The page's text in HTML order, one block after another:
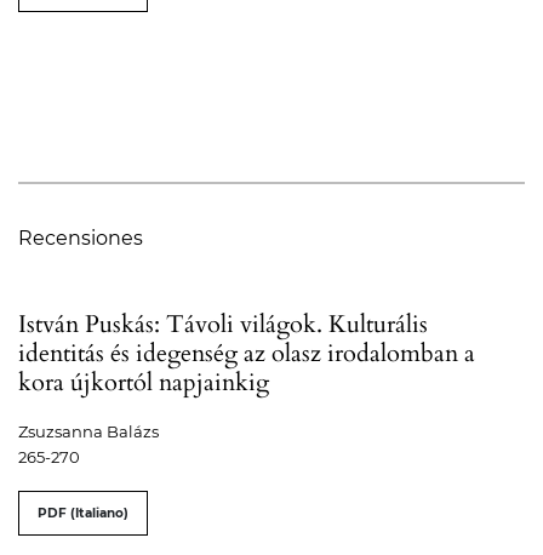
Recensiones
István Puskás: Távoli világok. Kulturális
identitás és idegenség az olasz irodalomban a
kora újkortól napjainkig
Zsuzsanna Balázs
265-270
PDF (Italiano)